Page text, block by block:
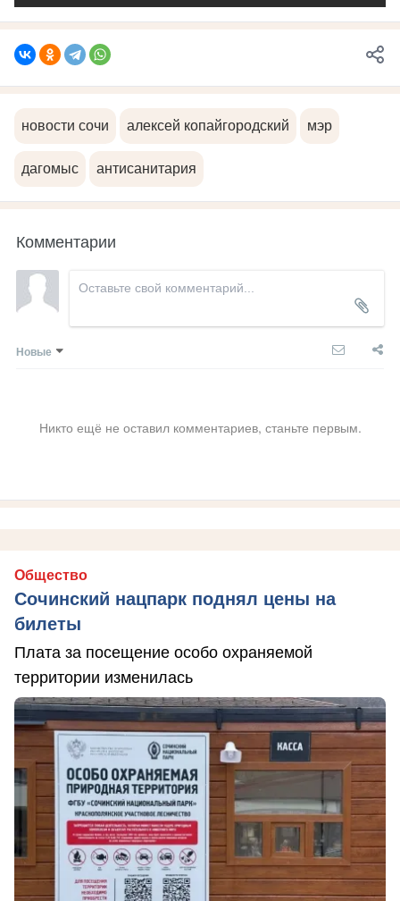
новости сочи алексей копайгородский мэр
дагомыс антисанитария
Комментарии
Новые
Никто ещё не оставил комментариев, станьте первым.
Общество
Сочинский нацпарк поднял цены на
билеты
Плата за посещение особо охраняемой
территории изменилась